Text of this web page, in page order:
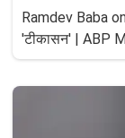
Ramdev Baba
'टीकासन' | ABP